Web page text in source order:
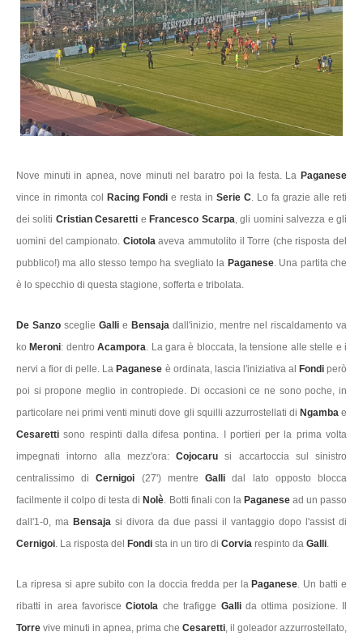
Nove minuti in apnea, nove minuti nel baratro poi la festa. La Paganese
vince in rimonta col Racing Fondi e resta in Serie C . Lo fa grazie alle reti
dei soliti Cristian Cesaretti e Francesco Scarpa , gli uomini salvezza e gli
uomini del campionato. Ciotolaaveva ammutolito il Torre (che risposta del
pubblico!) ma allo stesso tempo ha svegliato la Paganese. Una partita che
è lo specchio di questa stagione, sofferta e tribolata.
De Sanzo sceglie Galli e Bensaja dall'inizio, mentre nel riscaldamento va
koMeroni: dentroAcampora . La gara è bloccata, la tensione alle stelle e i
nervi a fior di pelle. LaPaganese è ordinata, lascia l'iniziativa al Fondiperò
poi si propone meglio in contropiede. Di occasioni ce ne sono poche, in
particolare nei primi venti minuti dove gli squilli azzurrostellati di Ngambae
Cesarettisono respinti dalla difesa pontina. I portieri per la prima volta
impegnati intorno alla mezz'ora: Cojocarusi accartoccia sul sinistro
centralissimo diCernigoi (27') mentreGallidal lato opposto blocca
facilmente il colpo di testa diNolè . Botti finali con la Paganese ad un passo
dall'1-0, ma Bensaja si divora da due passi il vantaggio dopo l'assist di
Cernigoi . La risposta del Fondi sta in un tiro di Corvia respinto da Galli
La ripresa si apre subito con la doccia fredda per laPaganese . Un batti e
ribatti in area favorisceCiotola che trafigge Galli da ottima posizione. Il
Torre vive minuti in apnea, prima che Cesaretti , il goleador azzurrostellato,